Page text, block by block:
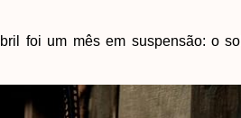
foi um mês em suspensão: o sol